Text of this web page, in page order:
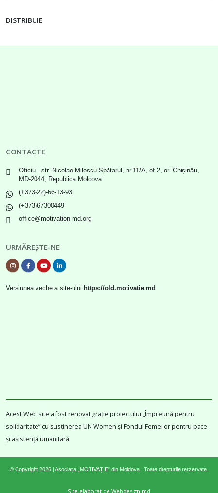
DISTRIBUIE
CONTACTE
Oficiu - str. Nicolae Milescu Spătarul, nr.11/A, of.2, or. Chișinău,
MD-2044, Republica Moldova
(+373-22)-66-13-93
(+373)67300449
office@motivation-md.org
URMĂREȘTE-NE
Versiunea veche a site-ului https://old.motivatie.md
Acest Web site a fost renovat grație proiectului „Împreună pentru
solidaritate” cu susținerea UN Women și Fondul Femeilor pentru pace
și asistență umanitară.
© Copyright 2026 | Asociația „MOTIVAȚIE” din Moldova | Toate drepturile rerzervate.
Site elaborat de Webdesign.md